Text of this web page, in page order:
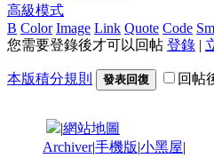
高級模式
B Color Image Link Quote Code
您需要登錄後才可以回帖 登錄 |
本版積分規則 發表回復 回帖
|網站地圖
Archiver|手機版|小黑屋|